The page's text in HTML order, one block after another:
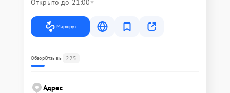
Открыто до 21:00
Маршрут
ОбзорОтзывы 225
Адрес